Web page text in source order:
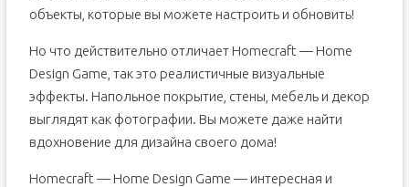
объекты, которые вы можете настроить и обновить!
Но что действительно отличает Homecraft — Home
Design Game, так это реалистичные визуальные
эффекты. Напольное покрытие, стены, мебель и декор
выглядят как фотографии. Вы можете даже найти
вдохновение для дизайна своего дома!
Homecraft — Home Design Game — интересная и